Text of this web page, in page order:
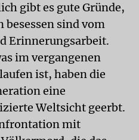
gibt es gute Gründe,
besessen sind vom
Erinnerungsarbeit.
im vergangenen
ist, haben die
eine
Weltsicht geerbt.
mit